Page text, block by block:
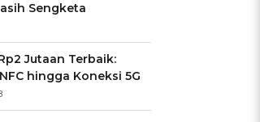
Sengketa
Jutaan Terbaik:
hingga Koneksi 5G